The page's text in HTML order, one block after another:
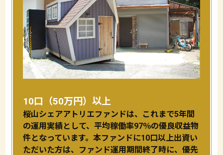
10口（50万円）以上
桜山シェアアトリエファンドは、これまで5年間
の運用実績として、平均稼働率97％の優良収益物
件となっています。本ファンドに10口以上出資い
ただいた方は、ファンド運用期間終了時に、優先